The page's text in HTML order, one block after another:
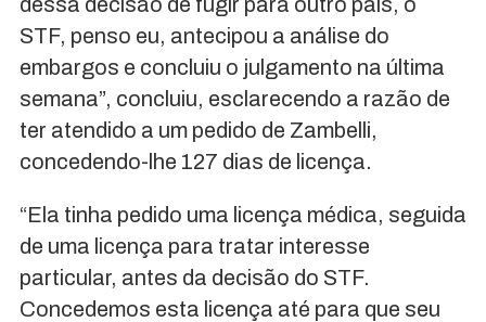
STF, penso eu, antecipou a análise do
embargos e concluiu o julgamento na última
semana”, concluiu, esclarecendo a razão de
ter atendido a um pedido de Zambelli,
concedendo-lhe 127 dias de licença.
“Ela tinha pedido uma licença médica, seguida
de uma licença para tratar interesse
particular, antes da decisão do STF.
Concedemos esta licença até para que seu